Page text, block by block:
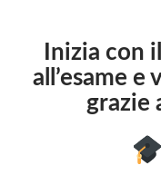
Inizia con
all’esame
grazie